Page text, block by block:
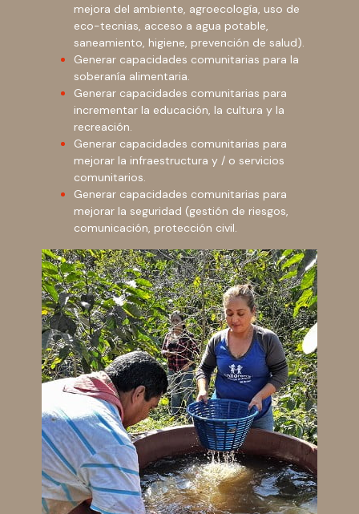
mejora del ambiente, agroecología, uso de
eco-tecnias, acceso a agua potable,
saneamiento, higiene, prevención de salud).
Generar capacidades comunitarias para la
soberanía alimentaria.
Generar capacidades comunitarias para
incrementar la educación, la cultura y la
recreación.
Generar capacidades comunitarias para
mejorar la infraestructura y / o servicios
comunitarios.
Generar capacidades comunitarias para
mejorar la seguridad (gestión de riesgos,
comunicación, protección civil.